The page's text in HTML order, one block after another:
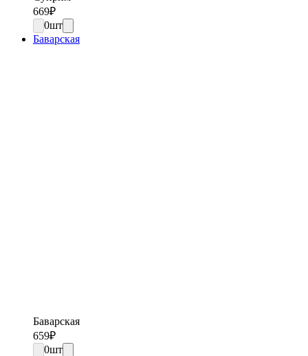
669₽
0шт
Баварская
Баварская
659₽
0шт